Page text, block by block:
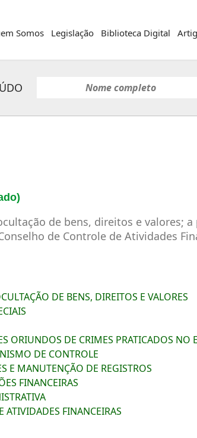
Somos Legislação Biblioteca Digital
de bens, direitos e valores;
de Controle de Atividades
DE BENS, DIREITOS E VALORES
ORIUNDOS DE CRIMES PRATICADOS NO
DE CONTROLE
E MANUTENÇÃO DE REGISTROS
FINANCEIRAS
ATIVIDADES FINANCEIRAS